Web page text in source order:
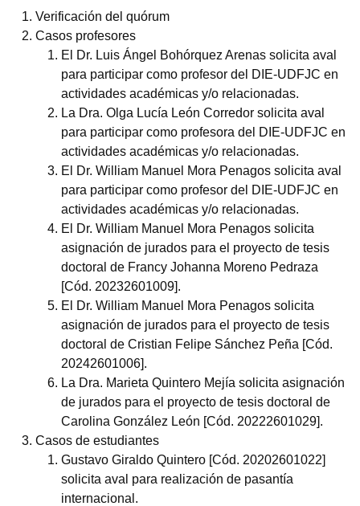
Verificación del quórum
Casos profesores
El Dr. Luis Ángel Bohórquez Arenas solicita aval
para participar como profesor del DIE-UDFJC en
actividades académicas y/o relacionadas.
La Dra. Olga Lucía León Corredor solicita aval
para participar como profesora del DIE-UDFJC en
actividades académicas y/o relacionadas.
El Dr. William Manuel Mora Penagos solicita aval
para participar como profesor del DIE-UDFJC en
actividades académicas y/o relacionadas.
El Dr. William Manuel Mora Penagos solicita
asignación de jurados para el proyecto de tesis
doctoral de Francy Johanna Moreno Pedraza
[Cód. 20232601009].
El Dr. William Manuel Mora Penagos solicita
asignación de jurados para el proyecto de tesis
doctoral de Cristian Felipe Sánchez Peña [Cód.
20242601006].
La Dra. Marieta Quintero Mejía solicita asignación
de jurados para el proyecto de tesis doctoral de
Carolina González León [Cód. 20222601029].
Casos de estudiantes
Gustavo Giraldo Quintero [Cód. 20202601022]
solicita aval para realización de pasantía
internacional.